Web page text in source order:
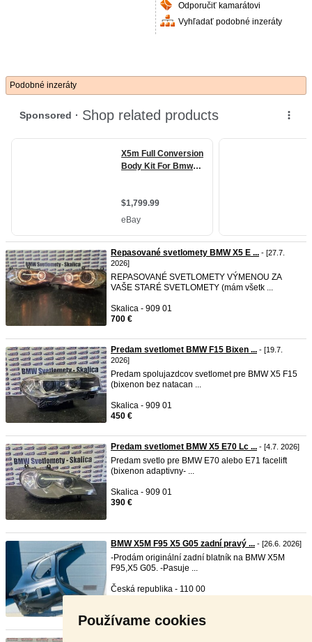
Používame cookies
Odporučiť kamarátovi
Vyhľadať podobné inzeráty
Podobné inzeráty
Repasované svetlomety BMW X5 E ... - [27.7.
2026]
REPASOVANÉ SVETLOMETY VÝMENOU ZA
VAŠE STARÉ SVETLOMETY (mám všetk ...
Skalica - 909 01
700 €
Predam svetlomet BMW F15 Bixen ... - [19.7.
2026]
Predam spolujazdcov svetlomet pre BMW X5 F15
(bixenon bez natacan ...
Skalica - 909 01
450 €
Predam svetlomet BMW X5 E70 Lc ... - [4.7. 2026]
Predam svetlo pre BMW E70 alebo E71 facelift
(bixenon adaptivny- ...
Skalica - 909 01
390 €
BMW X5M F95 X5 G05 zadní pravý ... - [26.6. 2026]
-Prodám originální zadní blatník na BMW X5M
F95,X5 G05. -Pasuje ...
Česká republika - 110 00